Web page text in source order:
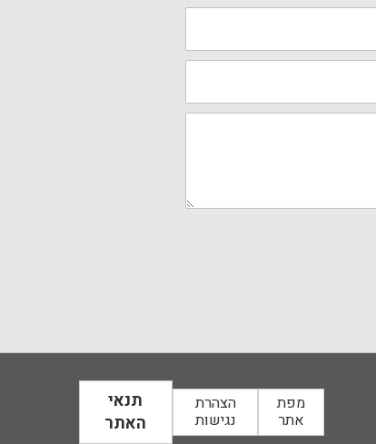
מפת
אתר
הצהרת
נגישות
תנאי
האתר